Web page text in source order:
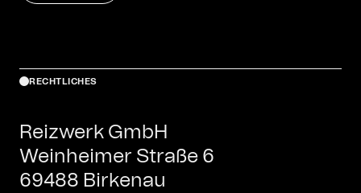
RECHTLICHES
Reizwerk GmbH
Weinheimer Straße 6
69488 Birkenau